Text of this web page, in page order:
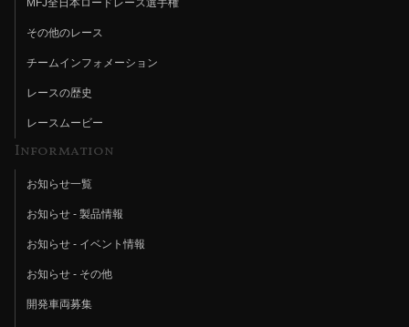
MFJ全日本ロードレース選手権
その他のレース
チームインフォメーション
レースの歴史
レースムービー
Information
お知らせ一覧
お知らせ - 製品情報
お知らせ - イベント情報
お知らせ - その他
開発車両募集